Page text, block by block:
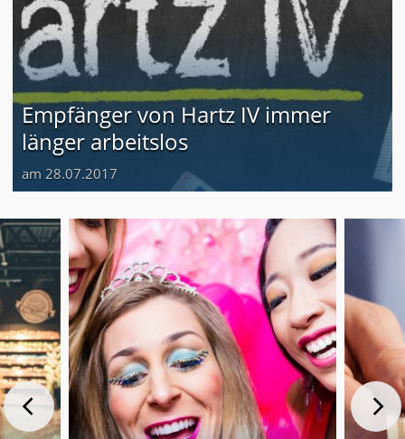
Empfänger von Hartz IV immer
länger arbeitslos
am 28.07.2017